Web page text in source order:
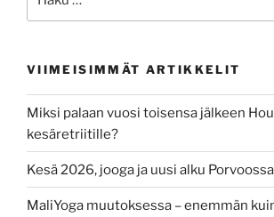
VIIMEISIMMÄT ARTIKKELIT
Miksi palaan vuosi toisensa jälkeen
kesäretriitille?
Kesä 2026, jooga ja uusi alku Porvoossa
MaliYoga muutoksessa – enemmän